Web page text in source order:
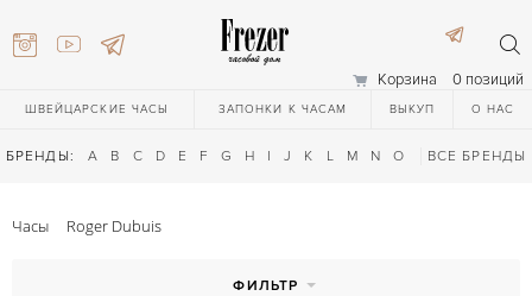
Корзина 0 позиций
ШВЕЙЦАРСКИЕ ЧАСЫ ЗАПОНКИ К ЧАСАМ ВЫКУП О НАС
БРЕНДЫ: A B C D E F G H I J K L M N O Q R S T
ВСЕ БРЕНДЫ
Часы Roger Dubuis
ФИЛЬТР